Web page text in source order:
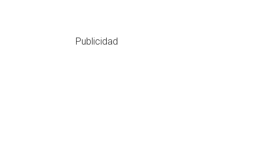
Publicidad